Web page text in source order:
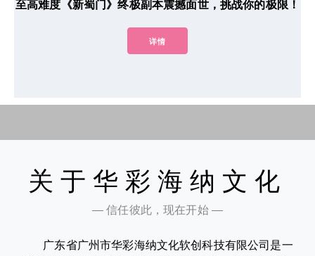
至高难度《新蜀门》终极副本震撼面世，挑战你的极限！
详情
关于华彩海纳文化
— 信任彼此，现在开始 —
广东省广州市华彩海纳文化软创科技有限公司是一